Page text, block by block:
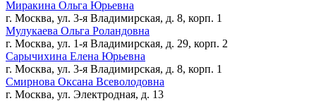
Миракина Ольга Юрьевна
г. Москва, ул. 3-я Владимирская, д. 8, корп. 1
Мулукаева Ольга Роландовна
г. Москва, ул. 1-я Владимирская, д. 29, корп. 2
Сарычихина Елена Юрьевна
г. Москва, ул. 3-я Владимирская, д. 8, корп. 1
Смирнова Оксана Всеволодовна
г. Москва, ул. Электродная, д. 13